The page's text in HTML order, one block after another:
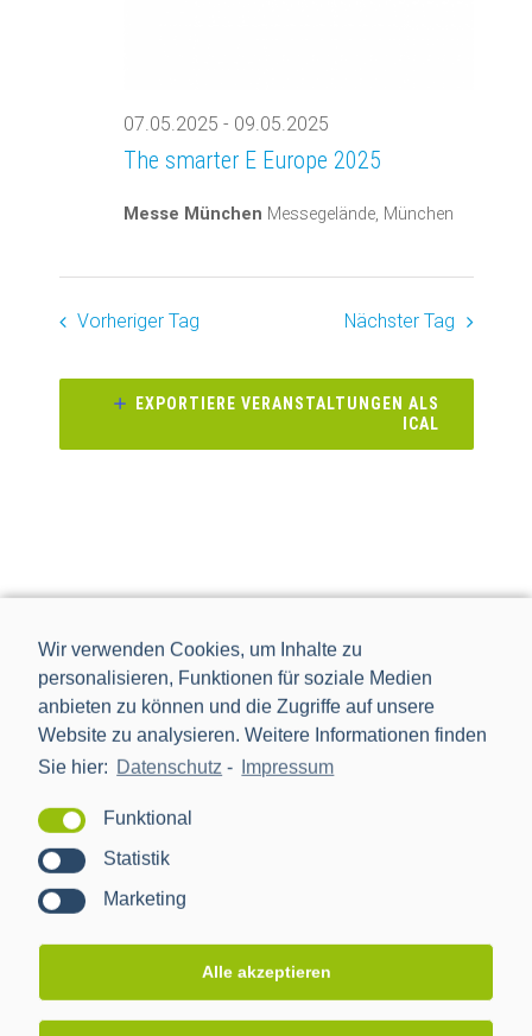
Wir verwenden Cookies, um Inhalte zu
personalisieren, Funktionen für soziale Medien
anbieten zu können und die Zugriffe auf unsere
Website zu analysieren. Weitere Informationen finden
Sie hier: Datenschutz - Impressum
Funktional
Statistik
Marketing
Alle akzeptieren
07.05.2025 - 09.05.2025
The smarter E Europe 2025
Messe München Messegelände, München
Vorheriger Tag Nächster Tag
EXPORTIERE VERANSTALTUNGEN ALS
ICAL
Die Power Plus Communications AG (PPC), mit Sitz in
Mannheim, ist der führende Anbieter von Smart Meter
Gateways und Kommunikationstechnik für die Digitalisierung
der Energiewende.